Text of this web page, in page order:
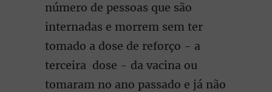
número de pessoas que são
internadas e morrem sem ter
tomado a dose de reforço - a
terceira dose - da vacina ou
tomaram no ano passado e já não